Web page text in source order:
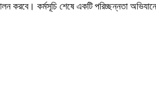
কর্মসূচি শেষে একটি পরিচ্ছন্নতা